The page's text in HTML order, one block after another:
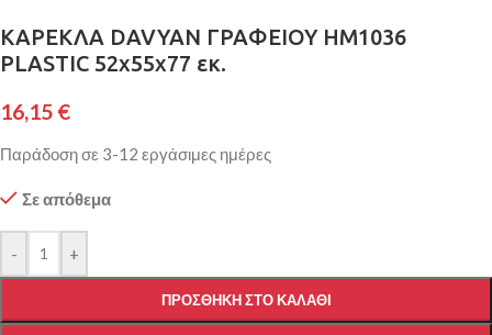
ΚΑΡΕΚΛΑ DAVYAN ΓΡΑΦΕΙΟΥ HM1036
PLASTIC 52x55x77 εκ.
16,15 €
Παράδοση σε 3-12 εργάσιμες ημέρες
Σε απόθεμα
- +
ΠΡΟΣΘΉΚΗ ΣΤΟ ΚΑΛΆΘΙ